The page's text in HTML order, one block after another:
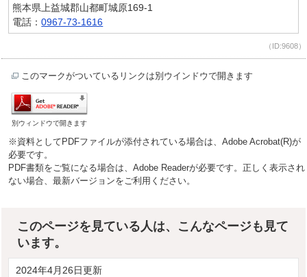
熊本県上益城郡山都町城原169-1
電話：0967-73-1616
（ID:9608）
このマークがついているリンクは別ウインドウで開きます
別ウィンドウで開きます
※資料としてPDFファイルが添付されている場合は、Adobe Acrobat(R)が
必要です。
PDF書類をご覧になる場合は、Adobe Readerが必要です。正しく表示され
ない場合、最新バージョンをご利用ください。
このページを見ている人は、こんなページも見て
います。
2024年4月26日更新